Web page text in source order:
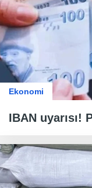
Ekonomi
IBAN uyarısı!